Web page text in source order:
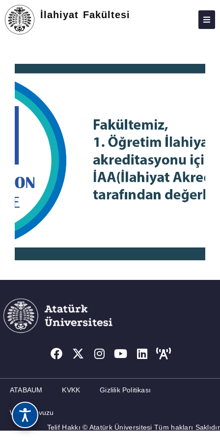
İlahiyat Fakültesi
BÖLÜMLER
EĞITIM
ARAŞTIRMA
TOPLUMA KATKI
ÖĞRENCILER
FORMLAR
BILGI BANKASI
KALITE VE AKREDITASYON
MEZUNLAR
İLETIŞIM
ATABAUM KVKK Gizlilik Politikası
Web Kılavuzu
Telif Hakkı © Atatürk Üniversitesi Tüm hakları Saklıdır